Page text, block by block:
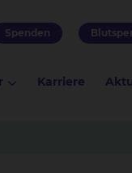
Spenden
Karriere